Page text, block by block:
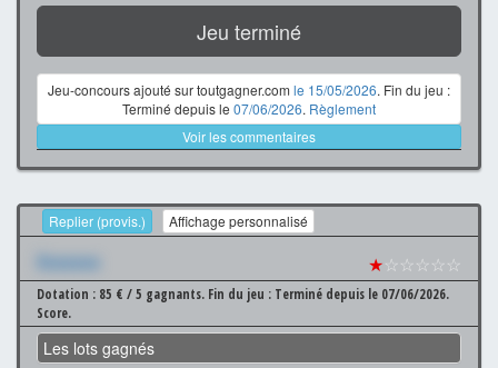
Jeu terminé
Jeu-concours ajouté sur toutgagner.com le 15/05/2026. Fin du jeu :
Terminé depuis le 07/06/2026. Règlement
Voir les commentaires
Replier (provis.) Affichage personnalisé
Xxxxxxx ★☆☆☆☆☆
Dotation : 85 € / 5 gagnants. Fin du jeu : Terminé depuis le 07/06/2026.
Score.
Les lots gagnés